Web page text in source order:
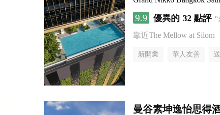
9.9 優異的 32 點評
靠近The Mellow at Silom
新開業 華人友善
曼谷素坤逸怡思得